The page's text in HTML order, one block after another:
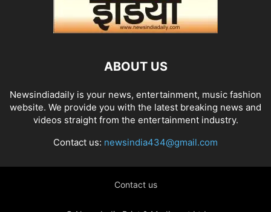
ABOUT US
Newsindiadaily is your news, entertainment, music fashion
website. We provide you with the latest breaking news and
videos straight from the entertainment industry.
Contact us: newsindia434@gmail.com
Contact us